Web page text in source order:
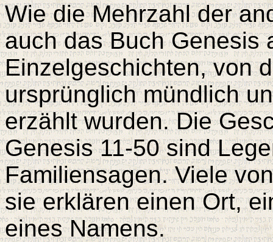
Wie die Mehrzahl der
auch das Buch Genesis
Einzelgeschichten, von
ursprünglich mündlich
erzählt wurden. Die
Genesis 11-50 sind
Familiensagen. Viele
sie erklären einen Ort,
eines Namens.